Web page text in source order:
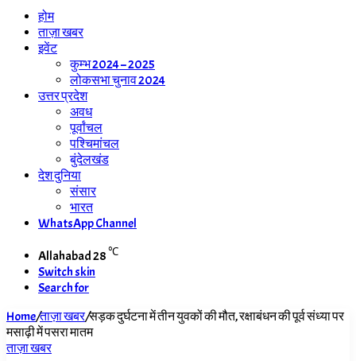
होम
ताज़ा खबर
इवेंट
कुम्भ 2024 – 2025
लोकसभा चुनाव 2024
उत्तर प्रदेश
अवध
पूर्वांचल
पश्चिमांचल
बुंदेलखंड
देश दुनिया
संसार
भारत
WhatsApp Channel
Allahabad28℃
Switch skin
Search for
Home/ताज़ा खबर/सड़क दुर्घटना में तीन युवकों की मौत, रक्षाबंधन की पूर्व संध्या पर
मसाढ़ी में पसरा मातम
ताज़ा खबर